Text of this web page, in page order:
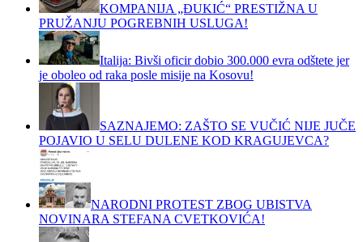
KOMPANIJA „ĐUKIĆ“ PRESTIŽNA U
PRUŽANJU POGREBNIH USLUGA!
Italija: Bivši oficir dobio 300.000 evra odštete jer
je oboleo od raka posle misije na Kosovu!
SAZNAJEMO: ZAŠTO SE VUČIĆ NIJE JUČE
POJAVIO U SELU DULENE KOD KRAGUJEVCA?
NARODNI PROTEST ZBOG UBISTVA
NOVINARA STEFANA CVETKOVIĆA!